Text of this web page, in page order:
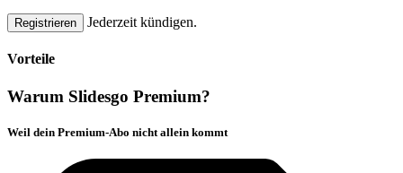
Registrieren Jederzeit kündigen.
Vorteile
Warum Slidesgo Premium?
Weil dein Premium-Abo nicht allein kommt